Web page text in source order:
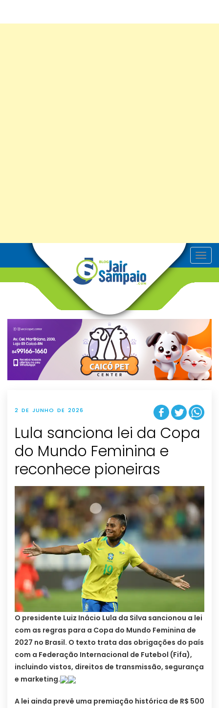
T
o
v
g
t
i
o
n
2 DE JUNHO DE 2026
Lula sanciona lei da Copa
do Mundo Feminina e
reconhece pioneiras
O presidente Luiz Inácio Lula da Silva sancionou a lei
com as regras para a Copa do Mundo Feminina de
2027 no Brasil. O texto trata das obrigações do país
com a Federação Internacional de Futebol (Fifa),
incluindo vistos, direitos de transmissão, segurança
e marketing.
A lei ainda prevê uma premiação histórica de R$ 500